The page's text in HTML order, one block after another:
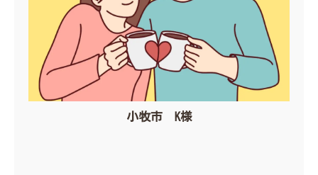
小牧市 K様